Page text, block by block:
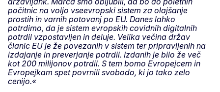
počitnic na voljo vseevropski sistem za olajšanje
prostih in varnih potovanj po EU. Danes lahko
potrdimo, da je sistem evropskih covidnih digitalnih
potrdil vzpostavljen in deluje. Velika večina držav
članic EU je že povezanih v sistem ter pripravljenih na
izdajanje in preverjanje potrdil. Izdanih je bilo že več
kot 200 milijonov potrdil. S tem bomo Evropejcem in
Evropejkam spet povrnili svobodo, ki jo tako zelo
cenijo.«